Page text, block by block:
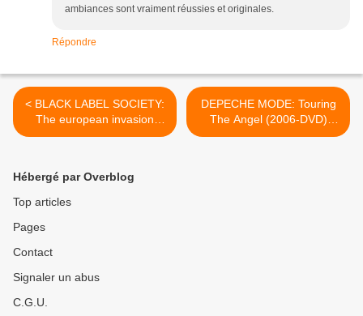
ambiances sont vraiment réussies et originales.
Répondre
< BLACK LABEL SOCIETY:
The european invasion
Doom Troopin' Live (2006-
DEPECHE MODE: Touring
The Angel (2006-DVD)
[Electro-pop] >
Hébergé par Overblog
Top articles
Pages
Contact
Signaler un abus
C.G.U.